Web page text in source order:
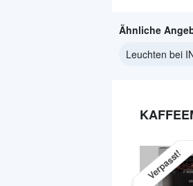
Ähnliche
Leuchten bei
Verpasst!